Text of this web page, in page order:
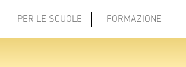
PER LE SCUOLE FORMAZIONE